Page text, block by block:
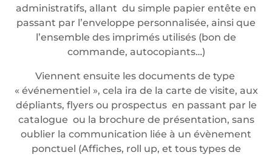
administratifs, allant du simple papier entête en
passant par l’enveloppe personnalisée, ainsi que
l’ensemble des imprimés utilisés (bon de
commande, autocopiants…)
Viennent ensuite les documents de type
« événementiel », cela ira de la carte de visite, aux
dépliants, flyers ou prospectus en passant par le
catalogue ou la brochure de présentation, sans
oublier la communication liée à un évènement
ponctuel (Affiches, roll up, et tous types de